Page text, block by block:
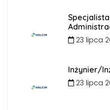
23 lipca
Inżynier/
23 lipca